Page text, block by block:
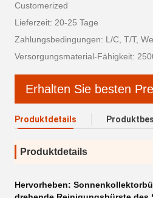
Customerized
Lieferzeit: 20-25 Tage
Zahlungsbedingungen: L/C, T/T,
Versorgungsmaterial-Fähigkeit:
Erhalten Sie besten
Produktdetails
Produktdetails
Hervorheben: